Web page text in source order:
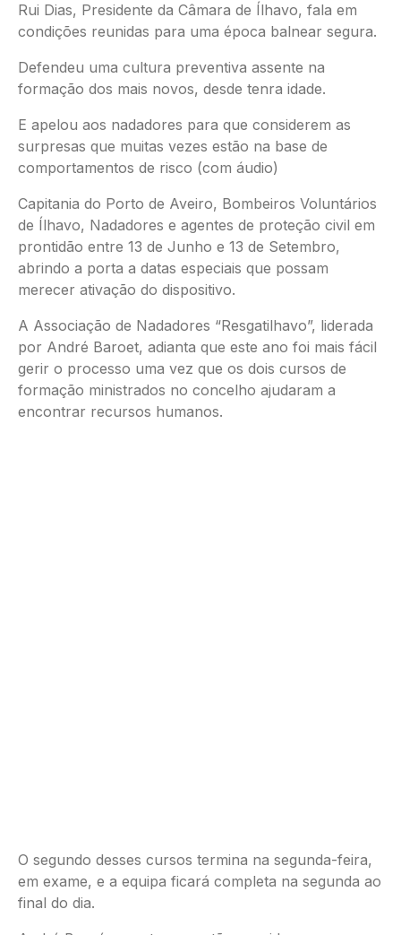
Rui Dias, Presidente da Câmara de Ílhavo, fala em
condições reunidas para uma época balnear segura.
Defendeu uma cultura preventiva assente na
formação dos mais novos, desde tenra idade.
E apelou aos nadadores para que considerem as
surpresas que muitas vezes estão na base de
comportamentos de risco (com áudio)
Capitania do Porto de Aveiro, Bombeiros Voluntários
de Ílhavo, Nadadores e agentes de proteção civil em
prontidão entre 13 de Junho e 13 de Setembro,
abrindo a porta a datas especiais que possam
merecer ativação do dispositivo.
A Associação de Nadadores “Resgatilhavo”, liderada
por André Baroet, adianta que este ano foi mais fácil
gerir o processo uma vez que os dois cursos de
formação ministrados no concelho ajudaram a
encontrar recursos humanos.
O segundo desses cursos termina na segunda-feira,
em exame, e a equipa ficará completa na segunda ao
final do dia.